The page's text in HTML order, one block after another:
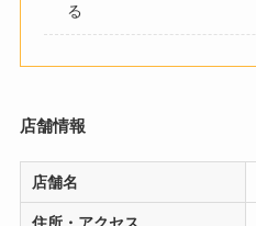
る
店舗情報
店舗名